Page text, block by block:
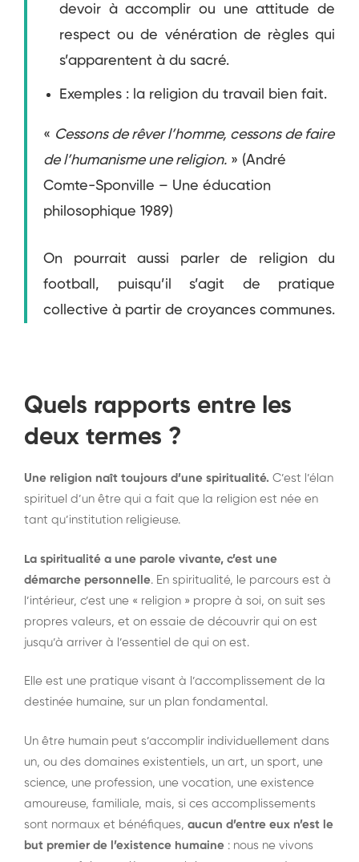
devoir à accomplir ou une attitude de
respect ou de vénération de règles qui
s’apparentent à du sacré.
Exemples : la religion du travail bien fait.
« Cessons de rêver l’homme, cessons de faire
de l’humanisme une religion. » (André
Comte-Sponville – Une éducation
philosophique 1989)
On pourrait aussi parler de religion du
football, puisqu’il s’agit de pratique
collective à partir de croyances communes.
Quels rapports entre les
deux termes ?
Une religion naît toujours d’une spiritualité. C’est l’élan
spirituel d’un être qui a fait que la religion est née en
tant qu’institution religieuse.
La spiritualité a une parole vivante, c’est une
démarche personnelle. En spiritualité, le parcours est à
l’intérieur, c’est une « religion » propre à soi, on suit ses
propres valeurs, et on essaie de découvrir qui on est
jusqu’à arriver à l’essentiel de qui on est.
Elle est une pratique visant à l’accomplissement de la
destinée humaine, sur un plan fondamental.
Un être humain peut s’accomplir individuellement dans
un, ou des domaines existentiels, un art, un sport, une
science, une profession, une vocation, une existence
amoureuse, familiale, mais, si ces accomplissements
sont normaux et bénéfiques, aucun d’entre eux n’est le
but premier de l’existence humaine : nous ne vivons